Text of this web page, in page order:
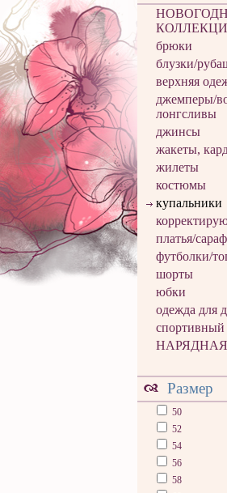
брюки
блузки/
верхняя
джемперы/
лонгсливы
джинсы
жакеты,
жилеты
костюмы
купальники
платья/
футболки/
шорты
юбки
одежда для
Размер
50
52
54
56
58